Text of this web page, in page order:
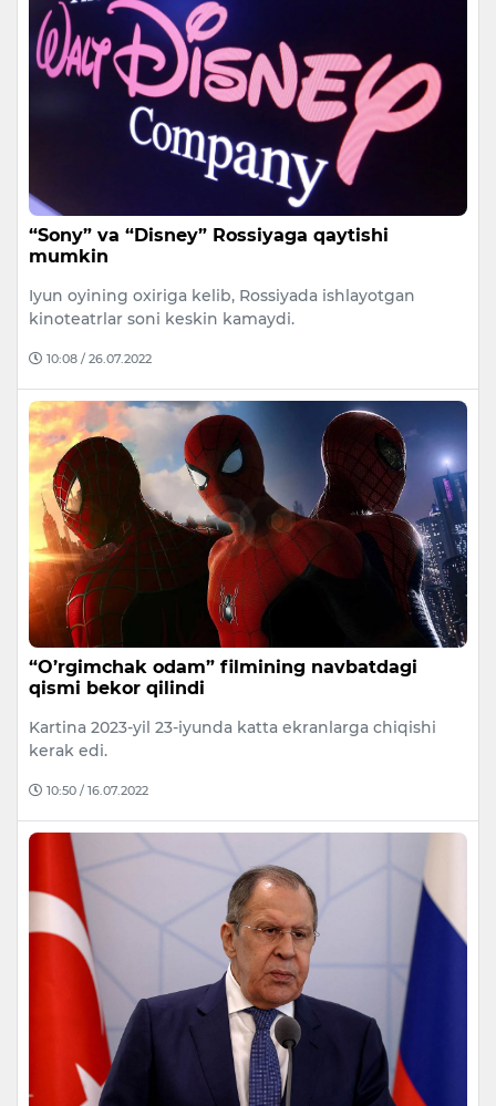
“Sony” va “Disney” Rossiyaga qaytishi
mumkin
Iyun oyining oxiriga kelib, Rossiyada ishlayotgan
kinoteatrlar soni keskin kamaydi.
10:08 / 26.07.2022
“O’rgimchak odam” filmining navbatdagi
qismi bekor qilindi
Kartina 2023-yil 23-iyunda katta ekranlarga chiqishi
kerak edi.
10:50 / 16.07.2022